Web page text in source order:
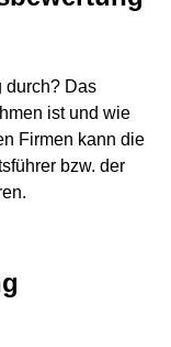
durch? Das
ist und wie
Firmen kann die
bzw. der